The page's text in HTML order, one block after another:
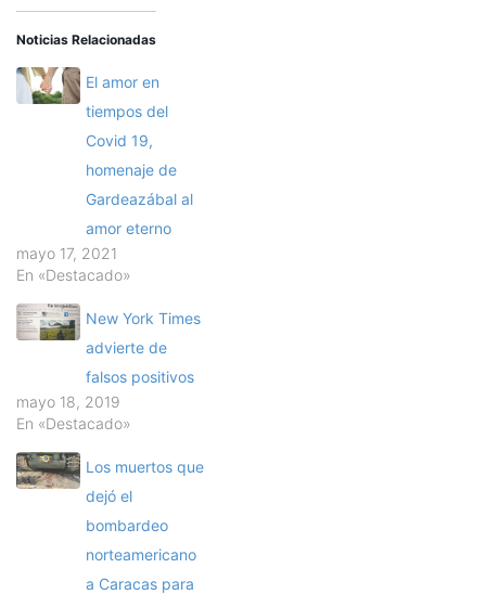
Noticias Relacionadas
El amor en
tiempos del
Covid 19,
homenaje de
Gardeazábal al
amor eterno
mayo 17, 2021
En «Destacado»
New York Times
advierte de
falsos positivos
mayo 18, 2019
En «Destacado»
Los muertos que
dejó el
bombardeo
norteamericano
a Caracas para